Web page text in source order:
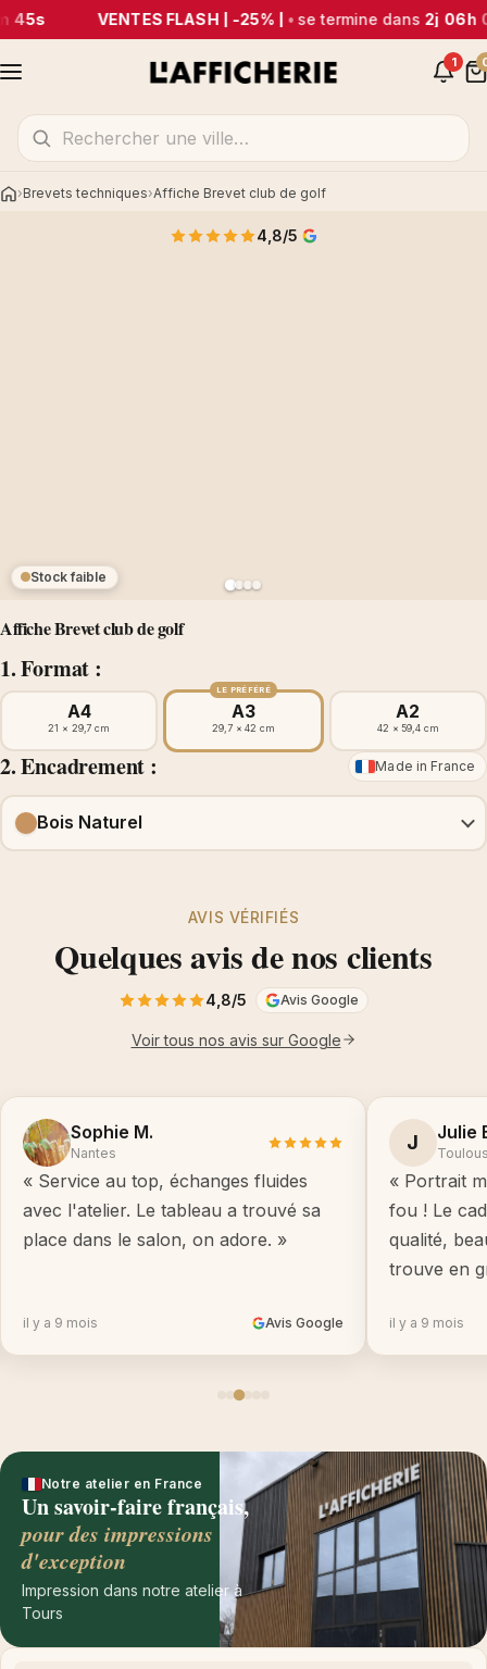
45s VENTES FLASH | -25% | •se termine dans2j 06h
1
AccueilBrevets techniques Affiche Brevet club de golf
Affiche Brevet club de golf
1. Format :
Stock faible
4,8/5
A4
21 × 29,7 cm
LE PRÉFÉRÉ
A3
29,7 × 42 cm
A2
42 × 59,4 cm
2. Encadrement : Made in France
Bois Naturel
AVIS VÉRIFIÉS
Quelques avis de nos clients
4,8/5 Avis Google
Voir tous nos avis sur Google
Sophie M.
Nantes
« Service au top, échanges fluides
avec l'atelier. Le tableau a trouvé sa
place dans le salon, on adore. »
il y a 9 mois Avis Google
J Julie
« Portrait
fou ! Le
qualité,
trouve en
il y a 9 mois
Notre atelier en France
Un savoir-faire français,
pour des impressions
d'exception
Impression dans notre atelier à
Tours